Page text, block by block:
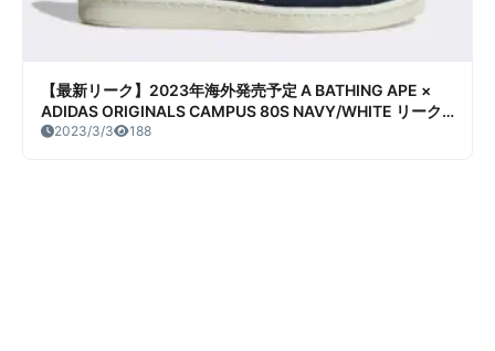
【最新リーク】2023年海外発売予定 A BATHING APE ×
ADIDAS ORIGINALS CAMPUS 80S NAVY/WHITE リーク
情報まとめ
2023/3/3 188